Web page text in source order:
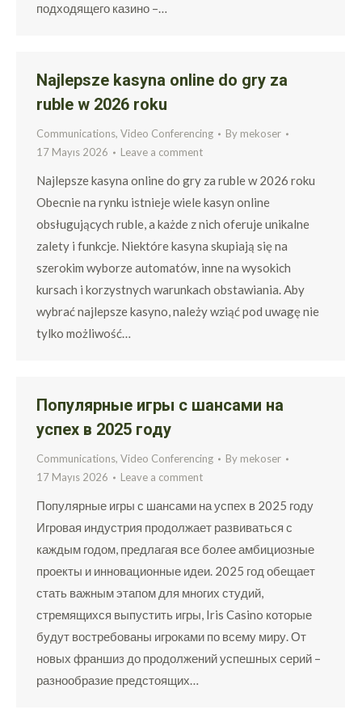
подходящего казино –…
Najlepsze kasyna online do gry za
ruble w 2026 roku
Communications, Video Conferencing By mekoser
17 Mayıs 2026
Leave a comment
Najlepsze kasyna online do gry za ruble w 2026 roku
Obecnie na rynku istnieje wiele kasyn online
obsługujących ruble, a każde z nich oferuje unikalne
zalety i funkcje. Niektóre kasyna skupiają się na
szerokim wyborze automatów, inne na wysokich
kursach i korzystnych warunkach obstawiania. Aby
wybrać najlepsze kasyno, należy wziąć pod uwagę nie
tylko możliwość…
Популярные игры с шансами на
успех в 2025 году
Communications, Video Conferencing By mekoser
17 Mayıs 2026
Leave a comment
Популярные игры с шансами на успех в 2025 году
Игровая индустрия продолжает развиваться с
каждым годом, предлагая все более амбициозные
проекты и инновационные идеи. 2025 год обещает
стать важным этапом для многих студий,
стремящихся выпустить игры, Iris Casino которые
будут востребованы игроками по всему миру. От
новых франшиз до продолжений успешных серий –
разнообразие предстоящих…